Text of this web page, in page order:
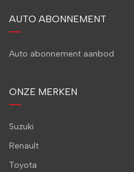
AUTO ABONNEMENT
Auto abonnement aanbod
ONZE MERKEN
Suzuki
Renault
Toyota